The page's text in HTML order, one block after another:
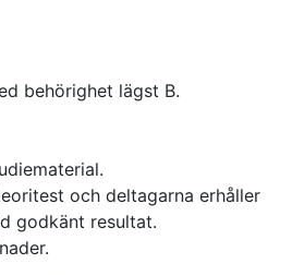
behörighet lägst B.
och deltagarna erhåller
godkänt resultat.